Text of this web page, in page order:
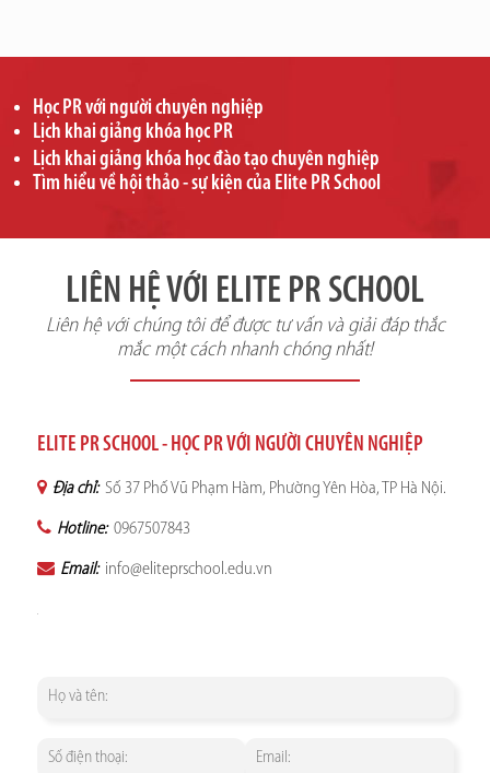
Học PR với người chuyên nghiệp
Lịch khai giảng khóa học PR
Lịch khai giảng khóa học đào tạo chuyên nghiệp
Tìm hiểu về hội thảo - sự kiện của Elite PR School
LIÊN HỆ VỚI ELITE PR SCHOOL
Liên hệ với chúng tôi để được tư vấn và giải đáp thắc
mắc một cách nhanh chóng nhất!
ELITE PR SCHOOL - HỌC PR VỚI NGƯỜI CHUYÊN NGHIỆP
Địa chỉ: Số 37 Phố Vũ Phạm Hàm, Phường Yên Hòa, TP Hà Nội.
Hotline: 0967507843
Email: info@eliteprschool.edu.vn